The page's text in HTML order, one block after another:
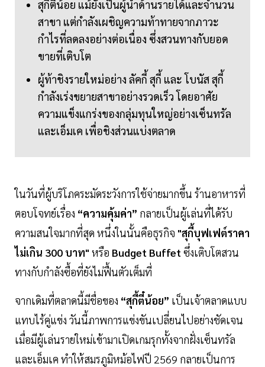
สุกี้ตี๋น้อย แม้ยังเป็นผู้นำด้านรายได้และจำนวน
สาขา แต่กำลังเผชิญความท้าทายจากภาวะ
กำไรที่ลดลงอย่างต่อเนื่อง ซึ่งสวนทางกับยอด
ขายที่เติบโต
ผู้ท้าชิงรายใหม่อย่าง ลัคกี้ สุกี้ และ โบนัส สุกี้
กำลังเร่งขยายสาขาอย่างรวดเร็ว โดยอาศัย
ความแข็งแกร่งของกลุ่มทุนใหญ่อย่างเซ็นทรัล
และเอ็มเค เพื่อชิงส่วนแบ่งตลาด
ในวันที่ผู้บริโภคระมัดระวังการใช้จ่ายมากขึ้น ร้านอาหารที่
ตอบโจทย์เรื่อง “ความคุ้มค่า” กลายเป็นผู้เล่นที่ได้รับ
ความสนใจมากที่สุด หนึ่งในนั้นคือธุรกิจ "สุกี้บุฟเฟต์ราคา
ไม่เกิน 300 บาท" หรือ Budget Buffetซึ่งเติบโตสวน
ทางกับกำลังซื้อที่ยังไม่ฟื้นตัวเต็มที่
จากเดิมที่ตลาดนี้มีชื่อของ “สุกี้ตี๋น้อย” เป็นเจ้าตลาดแบบ
แทบไร้คู่แข่ง วันนี้ภาพการแข่งขันเปลี่ยนไปอย่างชัดเจน
เมื่อมีผู้เล่นรายใหม่เข้ามาเปิดเกมรุกทั้งจากฝั่งเซ็นทรัล
และเอ็มเค ทำให้สมรภูมิหม้อไฟปี 2569 กลายเป็นการ